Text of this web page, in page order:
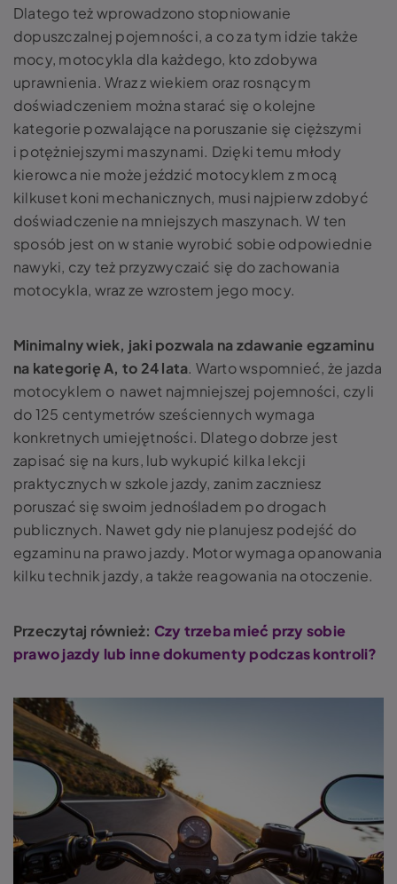
Dlatego też wprowadzono stopniowanie
dopuszczalnej pojemności, a co za tym idzie także
mocy, motocykla dla każdego, kto zdobywa
uprawnienia. Wraz z wiekiem oraz rosnącym
doświadczeniem można starać się o kolejne
kategorie pozwalające na poruszanie się cięższymi
i potężniejszymi maszynami. Dzięki temu młody
kierowca nie może jeździć motocyklem z mocą
kilkuset koni mechanicznych, musi najpierw zdobyć
doświadczenie na mniejszych maszynach. W ten
sposób jest on w stanie wyrobić sobie odpowiednie
nawyki, czy też przyzwyczaić się do zachowania
motocykla, wraz ze wzrostem jego mocy.
Minimalny wiek, jaki pozwala na zdawanie egzaminu
na kategorię A, to 24 lata. Warto wspomnieć, że jazda
motocyklem o nawet najmniejszej pojemności, czyli
do 125 centymetrów sześciennych wymaga
konkretnych umiejętności. Dlatego dobrze jest
zapisać się na kurs, lub wykupić kilka lekcji
praktycznych w szkole jazdy, zanim zaczniesz
poruszać się swoim jednośladem po drogach
publicznych. Nawet gdy nie planujesz podejść do
egzaminu na prawo jazdy. Motor wymaga opanowania
kilku technik jazdy, a także reagowania na otoczenie.
Przeczytaj również: Czy trzeba mieć przy sobie
prawo jazdy lub inne dokumenty podczas kontroli?